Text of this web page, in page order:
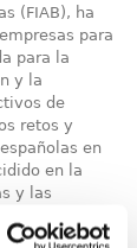
(FIAB), ha
para
para la
y la
de
retos y
en
en la
y las
más